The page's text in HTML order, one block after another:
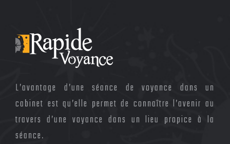
L’avantage d’une séance de voyance dans un
cabinet est qu’elle permet de connaître l’avenir au
travers d’une voyance dans un lieu propice à la
séance.